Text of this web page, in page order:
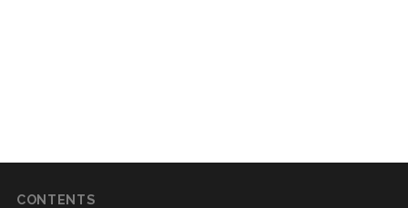
CONTENTS